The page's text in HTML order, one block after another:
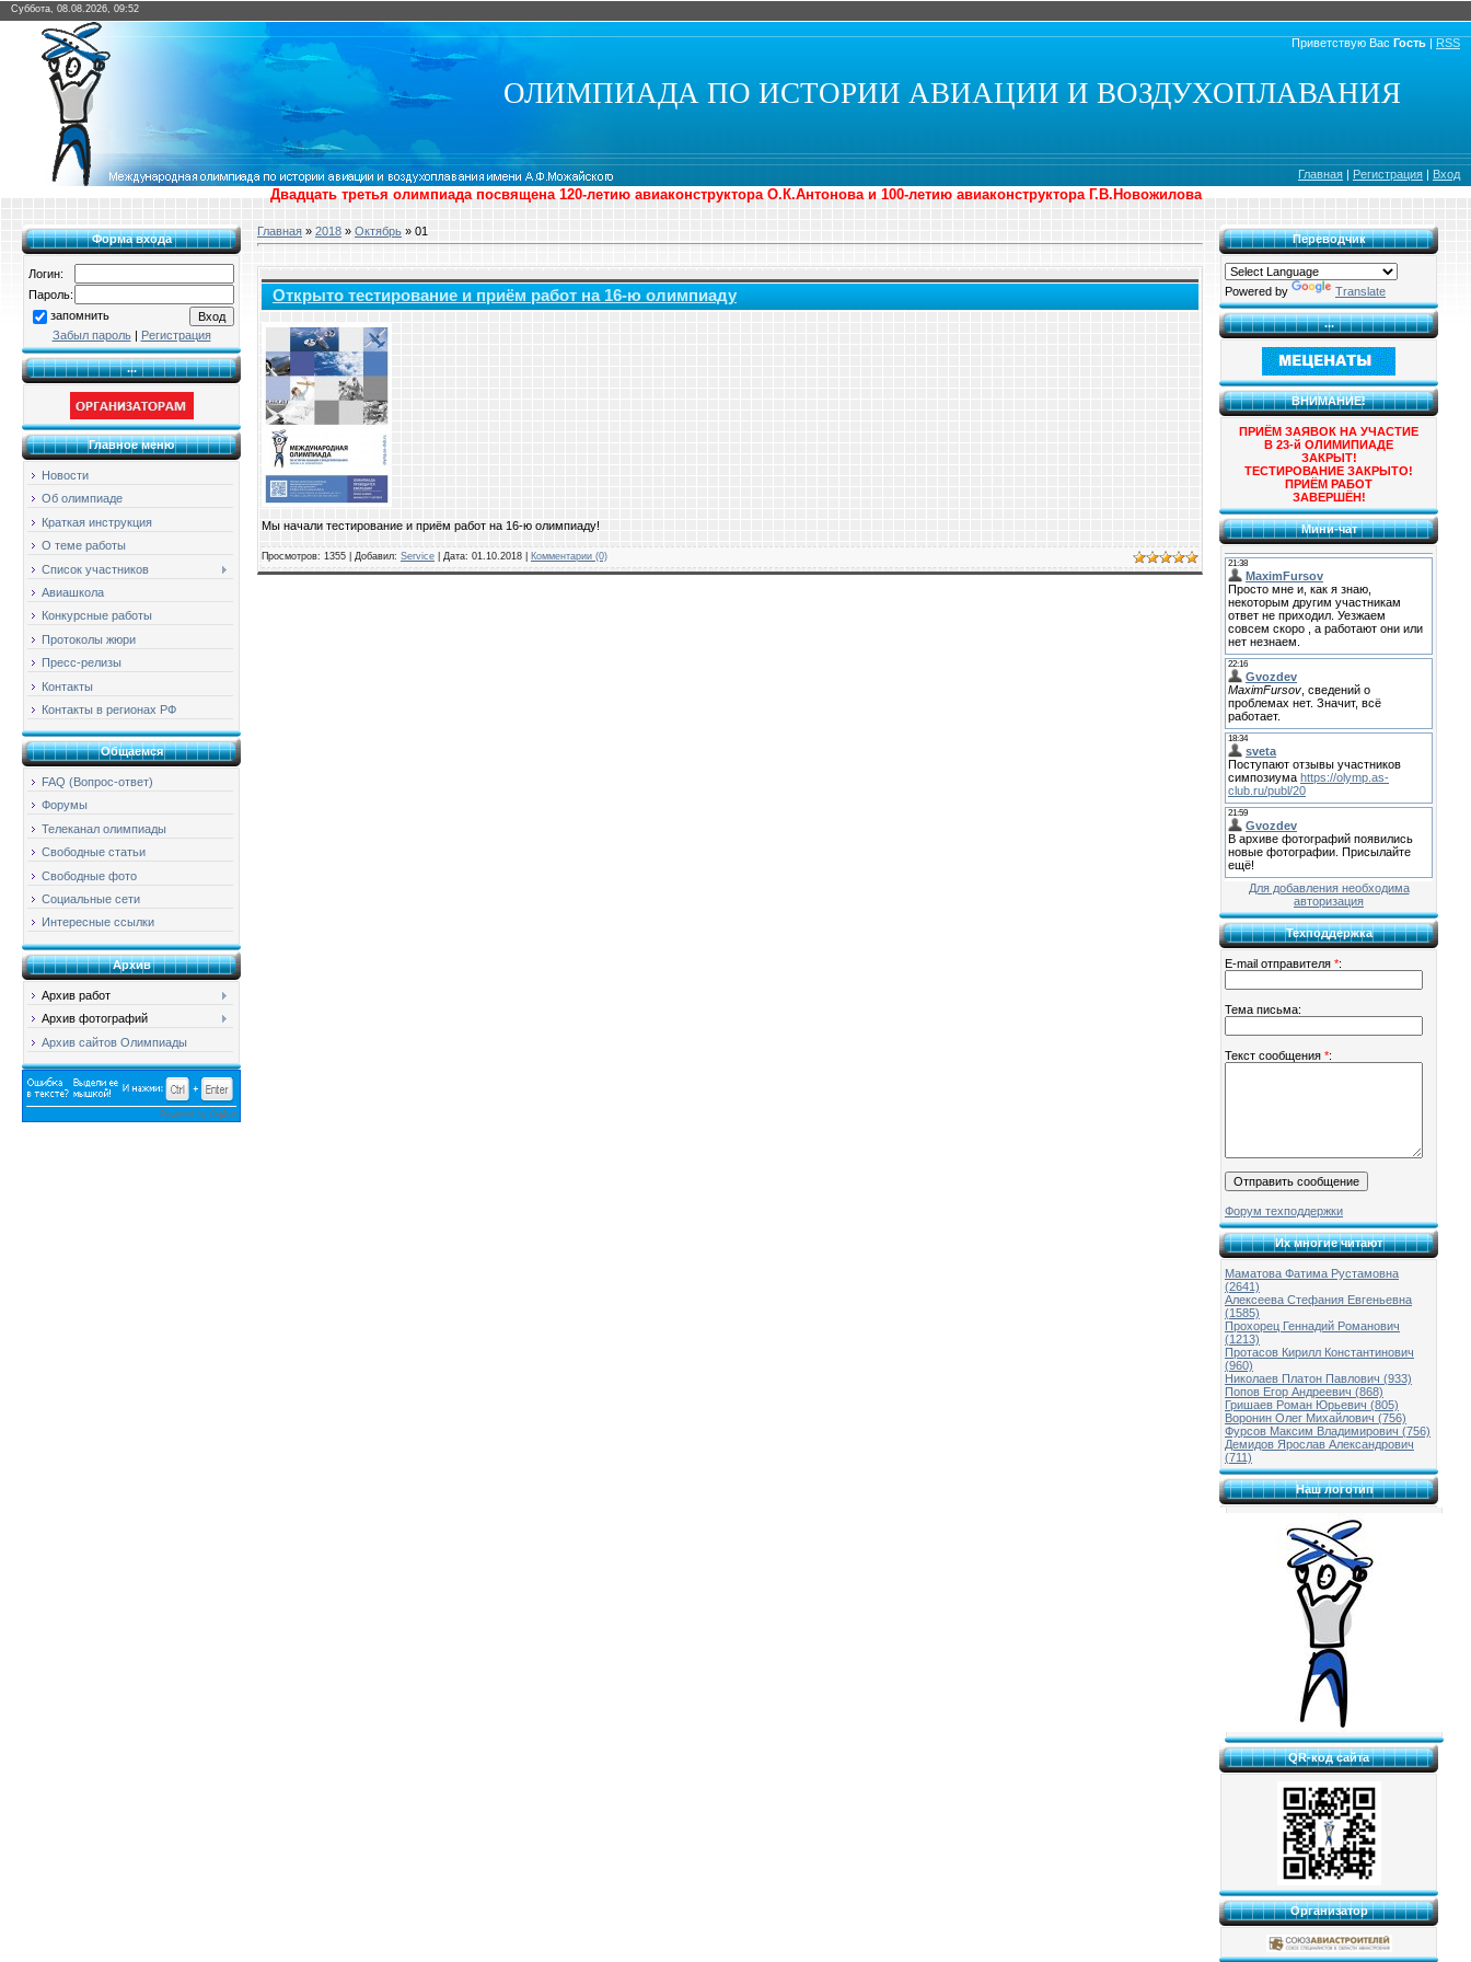
Суббота, 08.08.2026, 09:52
Приветствую Вас Гость | RSS
ОЛИМПИАДА ПО ИСТОРИИ АВИАЦИИ И ВОЗДУХОПЛАВАНИЯ
Главная | Регистрация | Вход
Двадцать третья олимпиада посвящена 120-летию авиаконструктора О.К.Антонова и 100-летию авиаконструктора Г.В.Новожилова
Форма входа
Логин:
Пароль:
запомнить
Забыл пароль| Регистрация
...
Главное меню
Новости
Об олимпиаде
Краткая инструкция
О теме работы
Список участников
Авиашкола
Конкурсные работы
Протоколы жюри
Пресс-релизы
Контакты
Контакты в регионах РФ
Общаемся
FAQ (Вопрос-ответ)
Форумы
Телеканал олимпиады
Свободные статьи
Свободные фото
Социальные сети
Интересные ссылки
Архив
Архив работ
Архив фотографий
Архив сайтов Олимпиады
Главная » 2018 » Октябрь » 01
Открыто тестирование и приём работ на 16-ю олимпиаду
Мы начали тестирование и приём работ на 16-ю олимпиаду!
Просмотров: 1355 | Добавил: Service | Дата: 01.10.2018 Комментарии (0)
Переводчик
Powered by Translate
...
ВНИМАНИЕ!
ПРИЁМ ЗАЯВОК НА УЧАСТИЕ
В 23-й ОЛИМИПИАДЕ
ЗАКРЫТ!
ТЕСТИРОВАНИЕ ЗАКРЫТО!
ПРИЁМ РАБОТ
ЗАВЕРШЁН!
Мини-чат
Для добавления необходима
авторизация
Техподдержка
E-mail отправителя *:
Тема письма:
Текст сообщения *:
Форум техподдержки
Их многие читают
Маматова Фатима Рустамовна
(2641)
Алексеева Стефания Евгеньевна
(1585)
Прохорец Геннадий Романович
(1213)
Протасов Кирилл Константинович
(960)
Николаев Платон Павлович (933)
Попов Егор Андреевич (868)
Гришаев Роман Юрьевич (805)
Воронин Олег Михайлович (756)
Фурсов Максим Владимирович (756)
Демидов Ярослав Александрович
(711)
Наш логотип
QR-код сайта
Организатор